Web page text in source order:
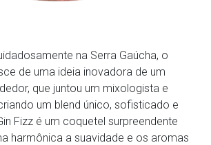
na Serra Gaúcha, o
de uma ideia inovadora de um
que juntou um mixologista e
um blend único, sofisticado e
Fizz é um coquetel surpreendente
harmônica a suavidade e os aromas